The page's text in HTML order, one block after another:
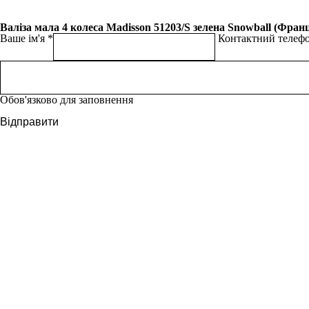
Валіза мала 4 колеса Madisson 51203/S зелена Snowball
Ваше ім'я
Контактний
Обов'язково для заповнення
Відправити